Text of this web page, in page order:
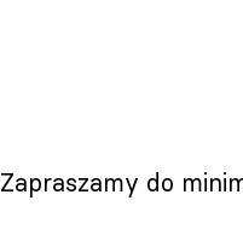
Zapraszamy do